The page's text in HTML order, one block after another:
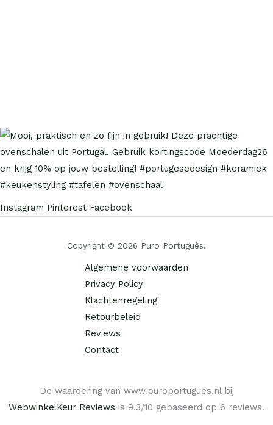
Instagram Pinterest Facebook
Copyright © 2026 Puro Português.
Algemene voorwaarden
Privacy Policy
Klachtenregeling
Retourbeleid
Reviews
Contact
De waardering van www.puroportugues.nl bij
WebwinkelKeur Reviews is 9.3/10 gebaseerd op 6 reviews.